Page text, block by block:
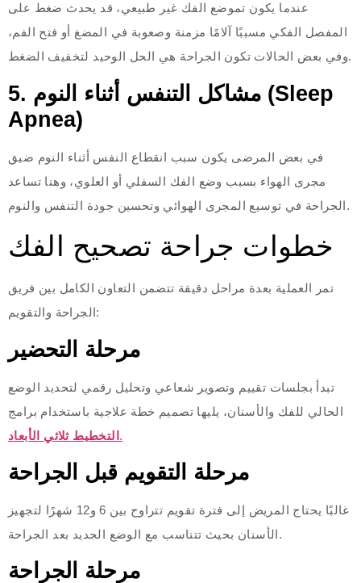
عندما يكون تموضع الفك غير طبيعي، قد يحدث ضغط على
المفصل الفكي مسببًا آلامًا مزمنة وصعوبة في المضغ أو فتح الفم،
وفي بعض الحالات تكون الجراحة هي الحل الوحيد لتخفيف الضغط.
5. مشاكل التنفس أثناء النوم (Sleep
Apnea)
في بعض المرضى يكون سبب انقطاع النفس أثناء النوم ضيق
مجرى الهواء بسبب وضع الفك السفلي أو العلوي، وهنا تساعد
الجراحة في توسيع المجرى الهوائي وتحسين جودة التنفس والنوم.
خطوات جراحة تصحيح الفك
تمر العملية بعدة مراحل دقيقة تتضمن التعاون الكامل بين فريق
الجراحة والتقويم:
مرحلة التحضير
تبدأ بجلسات تقييم وتصوير شعاعي وتحليل رقمي لتحديد الوضع
الحالي للفك والأسنان، يليها تصميم خطة علاجية باستخدام برامج
التخطيط ثلاثي الأبعاد .
مرحلة التقويم قبل الجراحة
غالبًا يحتاج المريض إلى فترة تقويم تتراوح بين 6 و12 شهرًا لتجهيز
الأسنان بحيث تتناسب مع الوضع الجديد بعد الجراحة.
مرحلة الجراحة